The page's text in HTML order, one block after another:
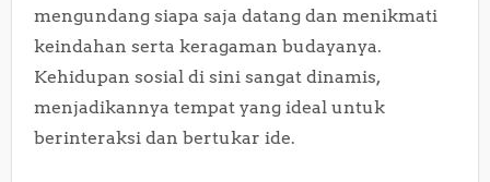
mengundang siapa saja datang dan menikmati
keindahan serta keragaman budayanya.
Kehidupan sosial di sini sangat dinamis,
menjadikannya tempat yang ideal untuk
berinteraksi dan bertukar ide.